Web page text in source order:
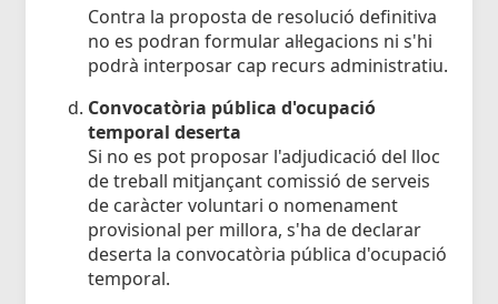
Contra la proposta de resolució definitiva
no es podran formular al·legacions ni s'hi
podrà interposar cap recurs administratiu.
Convocatòria pública d'ocupació
temporal deserta
Si no es pot proposar l'adjudicació del lloc
de treball mitjançant comissió de serveis
de caràcter voluntari o nomenament
provisional per millora, s'ha de declarar
deserta la convocatòria pública d'ocupació
temporal.